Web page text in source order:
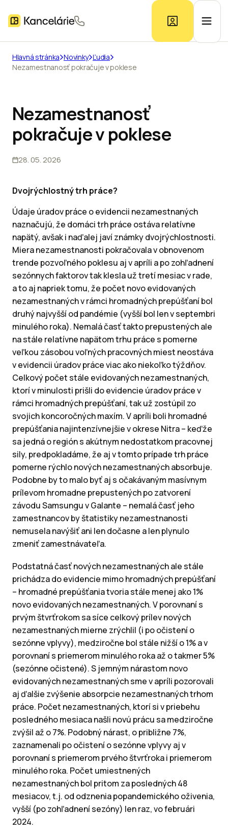
Ponuka kancelárií
Prieskum trhu
Kontakt
Hlavná stránka Novinky Ľudia
Nezamestnanosť pokračuje v poklese
Nezamestnanosť
pokračuje v poklese
28. 05. 2026
Dvojrýchlostný trh práce?
Údaje úradov práce o evidencii nezamestnaných
naznačujú, že domáci trh práce ostáva relatívne
napätý, avšak i naďalej javí známky dvojrýchlostnosti.
Miera nezamestnanosti pokračovala v obnovenom
trende pozvoľného poklesu aj v apríli a po zohľadnení
sezónnych faktorov tak klesla už tretí mesiac v rade,
a to aj napriek tomu, že počet novo evidovaných
nezamestnaných v rámci hromadných prepúšťaní bol
druhý najvyšší od pandémie (vyšší bol len v septembri
minulého roka). Nemalá časť takto prepustených ale
na stále relatívne napätom trhu práce s pomerne
veľkou zásobou voľných pracovných miest neostáva
v evidencii úradov práce viac ako niekoľko týždňov.
Celkový počet stále evidovaných nezamestnaných,
ktorí v minulosti prišli do evidencie úradov práce v
rámci hromadných prepúšťaní, tak už zostúpil zo
svojich koncoročných maxím. V apríli boli hromadné
prepúšťania najintenzívnejšie v okrese Nitra – keďže
sa jedná o región s akútnym nedostatkom pracovnej
sily, predpokladáme, že aj v tomto prípade trh práce
pomerne rýchlo nových nezamestnaných absorbuje.
Podobne by to malo byť aj s očakávaným masívnym
prílevom hromadne prepustených po zatvorení
závodu Samsungu v Galante – nemalá časť jeho
zamestnancov by štatistiky nezamestnanosti
nemusela navýšiť ani len dočasne a len plynulo
zmeniť zamestnávateľa.
Podstatná časť nových nezamestnaných ale stále
prichádza do evidencie mimo hromadných prepúšťaní
– hromadné prepúšťania tvoria stále menej ako 1%
novo evidovaných nezamestnaných. V porovnaní s
prvým štvrťrokom sa síce celkový prílev nových
nezamestnaných mierne zrýchlil (i po očistení o
sezónne vplyvy), medziročne bol stále nižší o 1% a v
porovnaní s priemerom minulého roka až o takmer 5%
(sezónne očistené). S jemným nárastom novo
evidovaných nezamestnaných sme v apríli pozorovali
aj ďalšie zvýšenie absorpcie nezamestnaných trhom
práce. Počet nezamestnaných, ktorí si v priebehu
posledného mesiaca našli novú prácu sa medziročne
zvýšil až o 7%. Podobný nárast, o približne 7%,
zaznamenali po očistení o sezónne vplyvy aj v
porovnaní s priemerom prvého štvrťroka i priemerom
minulého roka. Počet umiestnených
nezamestnaných bol pritom za posledných 48
mesiacov, t.j. od odznenia popandemického oživenia,
vyšší (po zohľadnení sezóny) len raz, vo februári
2024.